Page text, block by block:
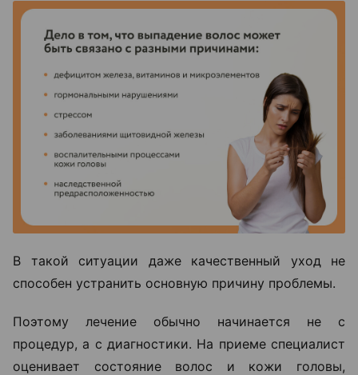
В такой ситуации даже качественный уход не
способен устранить основную причину проблемы.
Поэтому лечение обычно начинается не с
процедур, а с диагностики. На приеме специалист
оценивает состояние волос и кожи головы,